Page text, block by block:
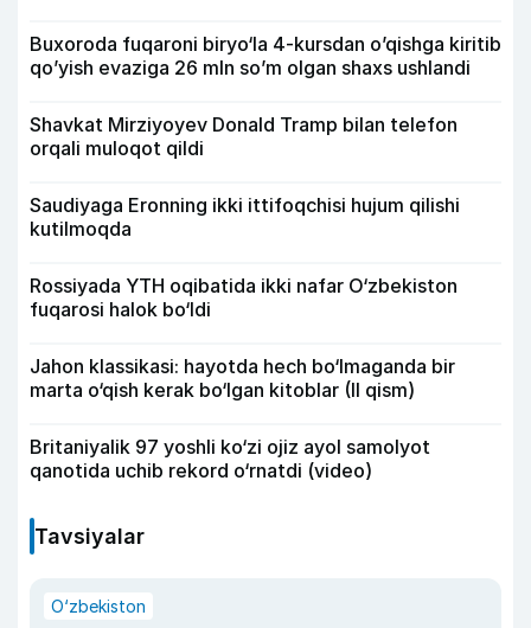
Buxoroda fuqaroni biryo‘la 4-kursdan o’qishga kiritib
qo’yish evaziga 26 mln so’m olgan shaxs ushlandi
Shavkat Mirziyoyev Donald Tramp bilan telefon
orqali muloqot qildi
Saudiyaga Eronning ikki ittifoqchisi hujum qilishi
kutilmoqda
Rossiyada YTH oqibatida ikki nafar O‘zbekiston
fuqarosi halok bo‘ldi
Jahon klassikasi: hayotda hech bo‘lmaganda bir
marta o‘qish kerak bo‘lgan kitoblar (II qism)
Britaniyalik 97 yoshli ko‘zi ojiz ayol samolyot
qanotida uchib rekord o‘rnatdi (video)
Tavsiyalar
O‘zbekiston